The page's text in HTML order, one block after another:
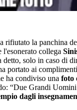
rifiutato la panchina
collega
detto, solo in caso di
portato ai
ha condiviso una foto
“Due Grandi
dagli